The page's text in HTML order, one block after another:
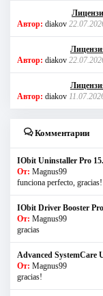
Автор: diakov
Автор: diakov
Автор: diakov
Комментарии
IObit Uninstaller Pro
От: Magnus99
funciona perfecto, gracias!
IObit Driver Booster
От: Magnus99
gracias
Advanced SystemCare
От: Magnus99
gracias!